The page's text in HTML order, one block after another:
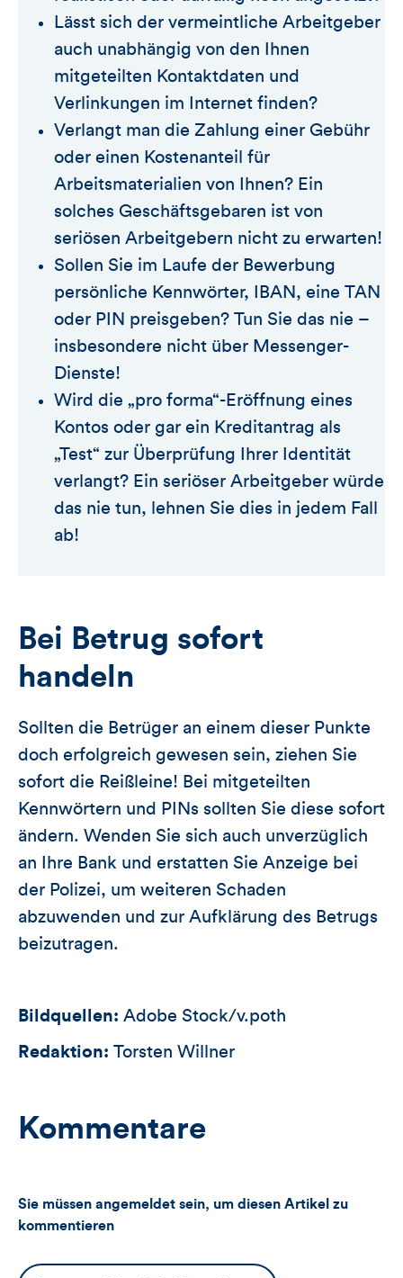
Lässt sich der vermeintliche Arbeitgeber
auch unabhängig von den Ihnen
mitgeteilten Kontaktdaten und
Verlinkungen im Internet finden?
Verlangt man die Zahlung einer Gebühr
oder einen Kostenanteil für
Arbeitsmaterialien von Ihnen? Ein
solches Geschäftsgebaren ist von
seriösen Arbeitgebern nicht zu erwarten!
Sollen Sie im Laufe der Bewerbung
persönliche Kennwörter, IBAN, eine TAN
oder PIN preisgeben? Tun Sie das nie –
insbesondere nicht über Messenger-
Dienste!
Wird die „pro forma“-Eröffnung eines
Kontos oder gar ein Kreditantrag als
„Test“ zur Überprüfung Ihrer Identität
verlangt? Ein seriöser Arbeitgeber würde
das nie tun, lehnen Sie dies in jedem Fall
ab!
Bei Betrug sofort
handeln
Sollten die Betrüger an einem dieser Punkte
doch erfolgreich gewesen sein, ziehen Sie
sofort die Reißleine! Bei mitgeteilten
Kennwörtern und PINs sollten Sie diese sofort
ändern. Wenden Sie sich auch unverzüglich
an Ihre Bank und erstatten Sie Anzeige bei
der Polizei, um weiteren Schaden
abzuwenden und zur Aufklärung des Betrugs
beizutragen.
Bildquellen: Adobe Stock/v.poth
Redaktion: Torsten Willner
Kommentare
Sie müssen angemeldet sein, um diesen Artikel zu
kommentieren